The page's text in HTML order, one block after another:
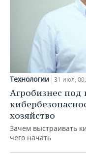
Технологии 31 июл,
Агробизнес
хозяйство
Зачем выстраивать
чего начать